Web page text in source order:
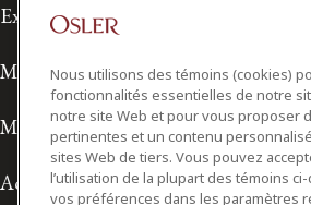
Exonération de responsabilité
Modalités de prestation de services
Modalités d'utilisation
Accessibilité
Nous utilisons des témoins (cookies)
fonctionnalités essentielles de notre
notre site Web et pour vous proposer
pertinentes et un contenu
sites Web de tiers. Vous pouvez
l’utilisation de la plupart des témoins
vos préférences dans les paramètres